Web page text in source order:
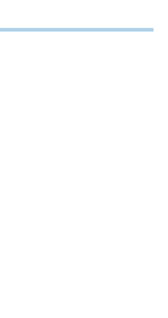
單元
單元或繳
就讀的課
手機)、
WeChat
快」(FPS)